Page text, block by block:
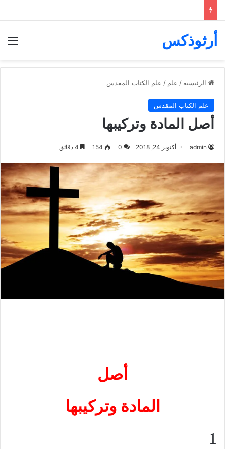
أرثوذكس
الرئيسية / علم / علم الكتاب المقدس
علم الكتاب المقدس
أصل المادة وتركيبها
admin أكتوبر 24, 2018 0
154
صل
المادة وتركيبها
1